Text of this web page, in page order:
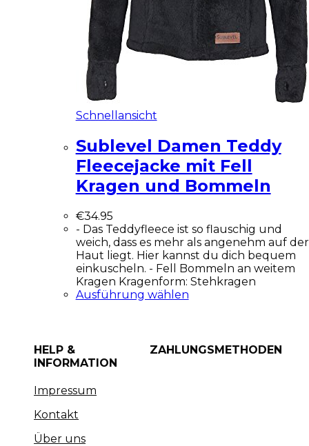
Schnellansicht
Sublevel Damen Teddy
Fleecejacke mit Fell
Kragen und Bommeln
€34.95
- Das Teddyfleece ist so flauschig und
weich, dass es mehr als angenehm auf der
Haut liegt. Hier kannst du dich bequem
einkuscheln. - Fell Bommeln an weitem
Kragen Kragenform: Stehkragen
Ausführung wählen
HELP &
INFORMATION
Impressum
Kontakt
Über uns
ZAHLUNGSMETHODEN